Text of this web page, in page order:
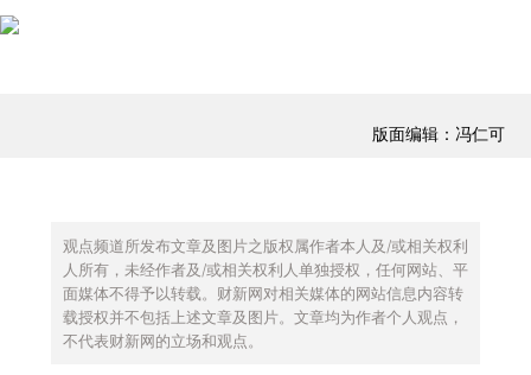
版面编辑：冯仁可
观点频道所发布文章及图片之版权属作者本人及/或相关权利
人所有，未经作者及/或相关权利人单独授权，任何网站、平
面媒体不得予以转载。财新网对相关媒体的网站信息内容转
载授权并不包括上述文章及图片。文章均为作者个人观点，
不代表财新网的立场和观点。